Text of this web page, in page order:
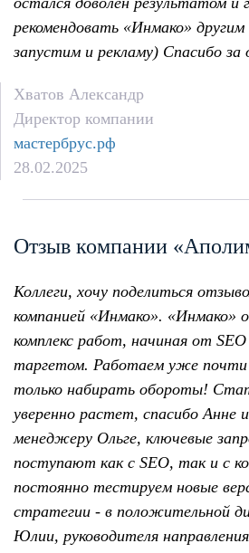
рекомендовать «Инмако»
запустим и рекламу) Спасибо
Хватов Александр
Директор компании
мастербрус.рф
28.02.2025
Отзыв компании
Коллеги, хочу поделиться
компанией «Инмако». «Инмако»
комплекс работ, начиная от SEO
таргетом. Работаем уже почти
только набирать обороты!
уверенно растет, спасибо Анне
менеджеру Ольге, ключевые
поступают как с SEO, так и с
постоянно тестируем новые
стратегии - в положительной
Юлии, руководителя